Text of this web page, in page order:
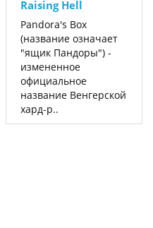
Raising Hell
Pandora's Box
(название означает
"ящик Пандоры") -
измененное
официальное
название Венгерской
хард-р..